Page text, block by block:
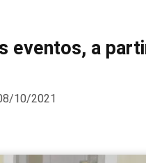
eventos, a
10/2021